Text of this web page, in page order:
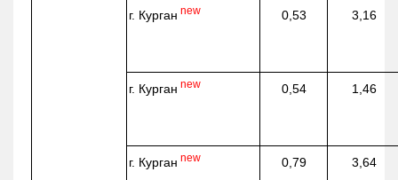
г. Курган new 0,53 3,16
г. Курган new 0,54 1,46
г. Курган new 0,79 3,64